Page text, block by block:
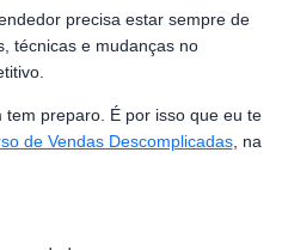
precisa estar sempre de
técnicas e mudanças no
preparo. É por isso que eu te
de Vendas Descomplicadas, na